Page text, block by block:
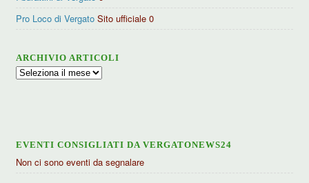
Pro Loco di Vergato Sito ufficiale 0
ARCHIVIO ARTICOLI
Archivio
EVENTI CONSIGLIATI DA VERGATONEWS24
Non ci sono eventi da segnalare